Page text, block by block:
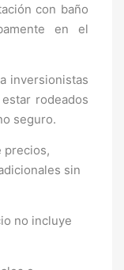
con baño
en el
inversionistas
rodeados
seguro.
precios,
sin
no incluye